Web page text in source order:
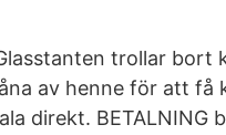
trollar bort
av henne för att få
direkt. BETALNING